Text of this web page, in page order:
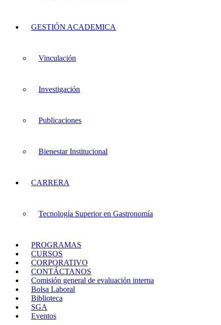
GESTIÓN ACADEMICA
Vinculación
Investigación
Publicaciones
Bienestar Institucional
CARRERA
Tecnología Superior en Gastronomía
PROGRAMAS
CURSOS
CORPORATIVO
CONTÁCTANOS
Comisión general de evaluación interna
Bolsa Laboral
Biblioteca
SGA
Eventos